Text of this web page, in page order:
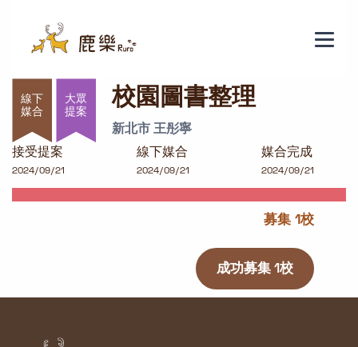
校園圖書整理
大眾
提案
校園圖書整理
新北市 王彤寧
接受提案
2024/09/21
線下媒合
2024/09/21
媒合完成
2024/09/21
募集 1校
成功募集 1校